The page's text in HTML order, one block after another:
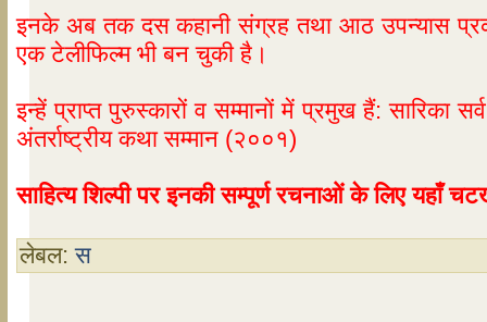
इनके अब तक दस कहानी संग्रह तथा आठ उपन्यास
एक टेलीफिल्म भी बन चुकी है।
इन्हें प्राप्त पुरुस्कारों व सम्मानों में प्रमुख हैं: सारिका
अंतर्राष्ट्रीय कथा सम्मान (२००१)
साहित्य शिल्पी पर इनकी सम्पूर्ण रचनाओं के लिए यहाँ
लेबल:स